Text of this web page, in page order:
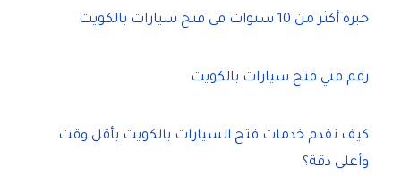
خبرة أكثر من 10 سنوات فى فتح سيارات بالكويت
رقم فني فتح سيارات بالكويت
كيف نقدم خدمات فتح السيارات بالكويت بأقل وقت
وأعلى دقة؟